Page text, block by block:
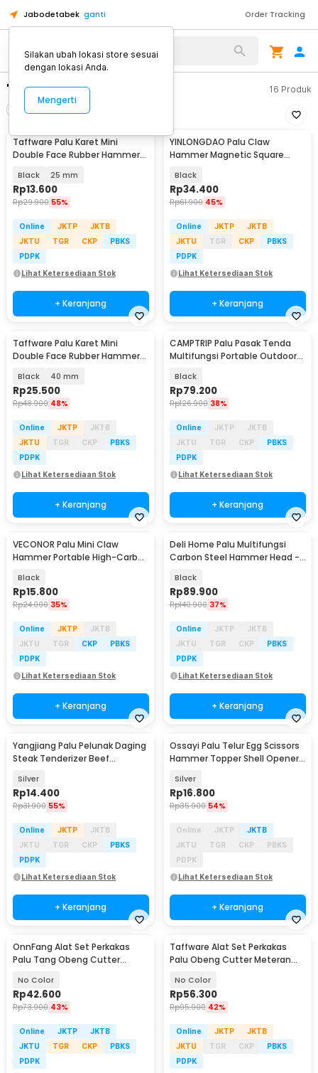
Jabodetabek ganti Order Tracking
"palu" 16 Produk
Urutkan
Taffware Palu Karet Mini
Double Face Rubber Hammer
Black 25 mm
Rp13.600
Rp29.900 55%
Online JKTP
JKTB
JKTU
TGR CKP
PBKS
PDPK
Lihat Ketersediaan Stok
+ Keranjang
YINLONGDAO Palu Claw
Hammer Magnetic Square
Black
Rp34.400
Rp61.900 45%
Online JKTP
JKTB
JKTU
TGR CKP
PBKS
PDPK
Lihat Ketersediaan Stok
+ Keranjang
Taffware Palu Karet Mini
Double Face Rubber Hammer
Black 40 mm
Rp25.500
Rp48.900 48%
Online JKTP
JKTB
JKTU
TGR CKP
PBKS
PDPK
Lihat Ketersediaan Stok
+ Keranjang
CAMPTRIP Palu Pasak Tenda
Multifungsi Portable Outdoor
Black
Rp79.200
Rp126.900 38%
Online JKTP
JKTB
JKTU
TGR CKP
PBKS
PDPK
Lihat Ketersediaan Stok
+ Keranjang
VECONOR Palu Mini Claw
Hammer Portable High-Carbon
Black
Rp15.800
Rp24.000 35%
Online JKTP
JKTB
JKTU
TGR CKP
PBKS
PDPK
Lihat Ketersediaan Stok
+ Keranjang
Deli Home Palu Multifungsi
Carbon Steel Hammer Head -
Black
Rp89.900
Rp140.900 37%
Online JKTP
JKTB
JKTU
TGR CKP
PBKS
PDPK
Lihat Ketersediaan Stok
+ Keranjang
Yangjiang Palu Pelunak Daging
Steak Tenderizer Beef
Silver
Rp14.400
Rp31.900 55%
Online JKTP
JKTB
JKTU
TGR CKP
PBKS
PDPK
Lihat Ketersediaan Stok
+ Keranjang
Ossayi Palu Telur Egg Scissors
Hammer Topper Shell Opener -
Silver
Rp16.800
Rp35.900 54%
Online JKTP
JKTB
JKTU
TGR CKP
PBKS
PDPK
Lihat Ketersediaan Stok
+ Keranjang
OnnFang Alat Set Perkakas
Palu Tang Obeng Cutter
No Color
Rp42.600
Rp73.900 43%
Online JKTP
JKTB
JKTU
TGR CKP
PBKS
PDPK
Taffware Alat Set Perkakas
Palu Obeng Cutter Meteran
No Color
Rp56.300
Rp95.900 42%
Online JKTP
JKTB
JKTU
TGR CKP
PBKS
PDPK
Silakan ubah lokasi store sesuai
dengan lokasi Anda.
Mengerti